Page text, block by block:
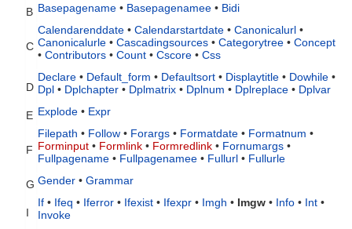
B Basepagename • Basepagenamee • Bidi
C
Calendarenddate • Calendarstartdate • Canonicalurl •
Canonicalurle • Cascadingsources • Categorytree • Concept
• Contributors • Count • Cscore • Css
D
Declare • Default_form • Defaultsort • Displaytitle • Dowhile •
Dpl • Dplchapter • Dplmatrix • Dplnum • Dplreplace • Dplvar
E Explode • Expr
F
Filepath • Follow • Forargs • Formatdate • Formatnum •
Forminput • Formlink • Formredlink • Fornumargs •
Fullpagename • Fullpagenamee • Fullurl • Fullurle
G Gender • Grammar
I
If • Ifeq • Iferror • Ifexist • Ifexpr • Imgh • Imgw • Info • Int •
Invoke